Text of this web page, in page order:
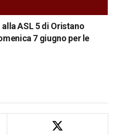
ASL 5 di Oristano
7 giugno per le